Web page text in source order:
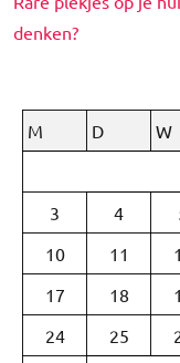
denken?
M
D W
3
4
10
11
17
18
24
25